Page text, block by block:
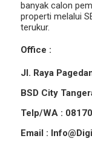
banyak calon
properti melalui
terukur.
Office :
Jl. Raya
BSD City
Telp/WA :
Email :